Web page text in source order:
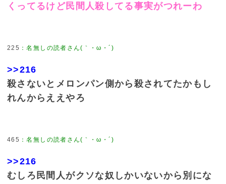
くってるけど民間人殺してる事実がつれーわ
225 ：名無しの読者さん(｀・ω・´)
>>216
殺さないとメロンパン側から殺されてたかもし
れんからええやろ
465 ：名無しの読者さん(｀・ω・´)
>>216
むしろ民間人がクソな奴しかいないから別にな